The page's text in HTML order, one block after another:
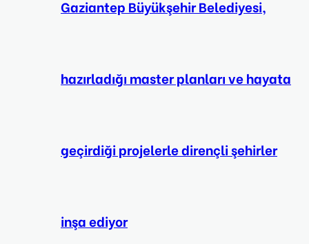
Gaziantep Büyükşehir Belediyesi,
hazırladığı master planları ve hayata
geçirdiği projelerle dirençli şehirler
inşa ediyor